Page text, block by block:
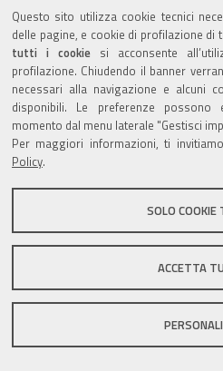
Questo sito utilizza cookie tecnici
delle pagine, e cookie di profilazione di
tutti i cookiesi acconsente
profilazione. Chiudendo il banner
necessari alla navigazione e alcuni
disponibili. Le preferenze possono
momento dal menu laterale "Gestisci
Per maggiori informazioni, ti
Policy.
SOLO COOKIE
ACCETTA
Sito istituzionale Comune
Privacy policy|DPO|